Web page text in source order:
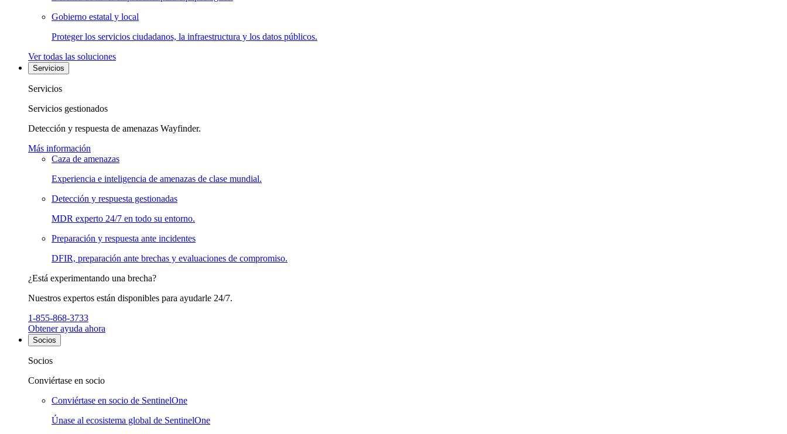
Gobierno estatal y local
Proteger los servicios ciudadanos, la infraestructura y los datos públicos.
Ver todas las soluciones
Servicios
Servicios
Servicios gestionados
Detección y respuesta de amenazas Wayfinder.
Más información
Caza de amenazas
Experiencia e inteligencia de amenazas de clase mundial.
Detección y respuesta gestionadas
MDR experto 24/7 en todo su entorno.
Preparación y respuesta ante incidentes
DFIR, preparación ante brechas y evaluaciones de compromiso.
¿Está experimentando una brecha?
Nuestros expertos están disponibles para ayudarle 24/7.
1-855-868-3733
Obtener ayuda ahora
Socios
Socios
Conviértase en socio
Conviértase en socio de SentinelOne
Únase al ecosistema global de SentinelOne